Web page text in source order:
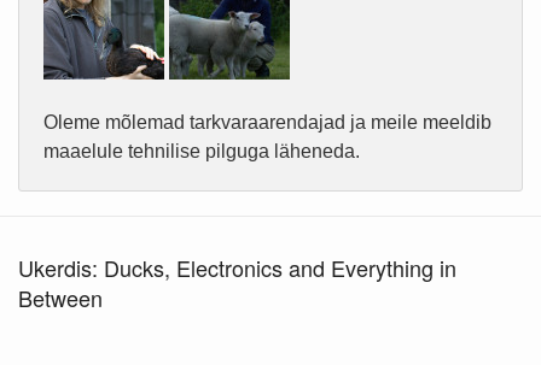
Oleme mõlemad tarkvaraarendajad ja meile meeldib
maaelule tehnilise pilguga läheneda.
Ukerdis: Ducks, Electronics and Everything in
Between